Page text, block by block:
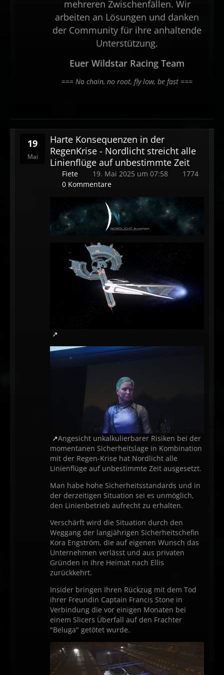
mehreren Zwischenfällen. Wir
arbeiten an Lösungen und danken
der Community für ihre anhaltende
Unterstützung.
Euer Wildstar Racing Team
=== No chain, no root, fly low, be fast ===
19
Mai
Harte Konsequenzen in der
RegenKrise - Nordlicht streicht alle
Linienflüge auf unbestimmte Zeit
Fiete 19. Mai 2025 um 07:58
1774
0 Kommentare
Angesicht unkalkulierbarer Risiken bei der
momentanen Sicherheitslage in Kombination
mit der Regen-Krise hat Nordlicht alle
Linienflüge auf unbestimmte Zeit ausgesetzt.
Man habe hohe Sicherheitsstandards und in
der derzeitigen Situation sei es unmöglich,
den Linienbetrieb aufrecht zu erhalten.
Verschärft wird die Situation durch den
Weggang der langjährigen Sicherheitschefin
Kora Engström, die auf eigenen Wunsch das
Unternehmen verlässt und aus privaten
Gründen in ihre Heimat nach Ellis
zurückkehrt.
Insider bringen Ihren Rückzug mit dem Tod
ihrer Freundin Captain Francis Stone in
Verbindung die vor einigen Monaten bei
einem Slicers Überfall auf den Frachter
"Beluga" getötet wurde.